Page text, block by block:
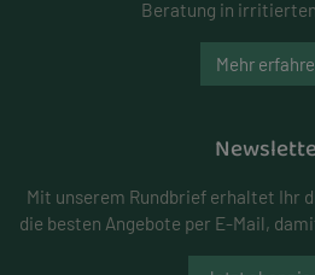
Beratung in
Mehr
Mit unserem Rundbrief erhaltet Ihr
die besten Angebote per E-Mail,